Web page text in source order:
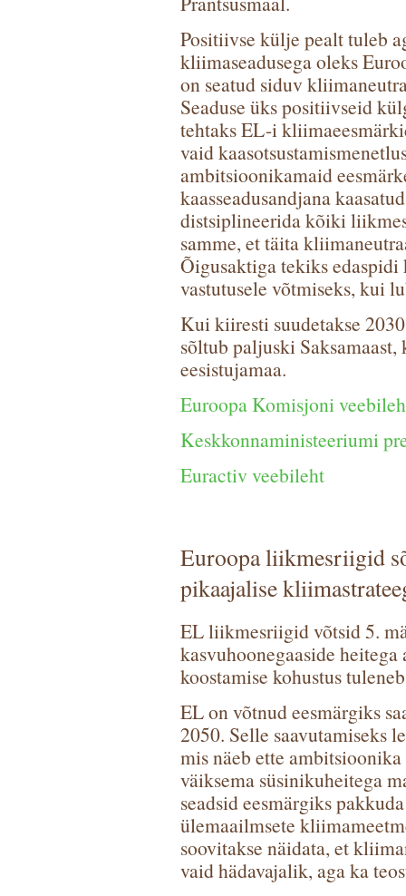
Positiivse külje pealt tuleb
kliimaseadusega oleks
on seatud siduv
Seaduse üks positiivseid
tehtaks EL-i
vaid
ambitsioonikamaid
kaasseadusandjana
distsiplineerida kõiki
samme, et täita
Õigusaktiga tekiks
vastutusele võtmiseks, kui
Kui kiiresti suudetakse
sõltub paljuski
eesistujamaa.
Euroopa Komisjoni
Keskkonnaministeeriumi
Euractiv veebileht
Euroopa liikmesriigid
pikaajalise
EL liikmesriigid võtsid 5.
kasvuhoonegaaside
koostamise kohustus
EL on võtnud eesmärgiks
2050. Selle saavutamiseks
mis näeb ette
väiksema süsinikuheitega
seadsid eesmärgiks
ülemaailmsete
soovitakse näidata, et
vaid hädavajalik, aga ka